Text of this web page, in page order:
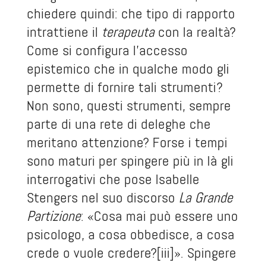
chiedere quindi: che tipo di rapporto
intrattiene il terapeutacon la realtà?
Come si configura l’accesso
epistemico che in qualche modo gli
permette di fornire tali strumenti?
Non sono, questi strumenti, sempre
parte di una rete di deleghe che
meritano attenzione? Forse i tempi
sono maturi per spingere più in là gli
interrogativi che pose Isabelle
Stengers nel suo discorso La Grande
Partizione: «Cosa mai può essere uno
psicologo, a cosa obbedisce, a cosa
crede o vuole credere?[iii]». Spingere